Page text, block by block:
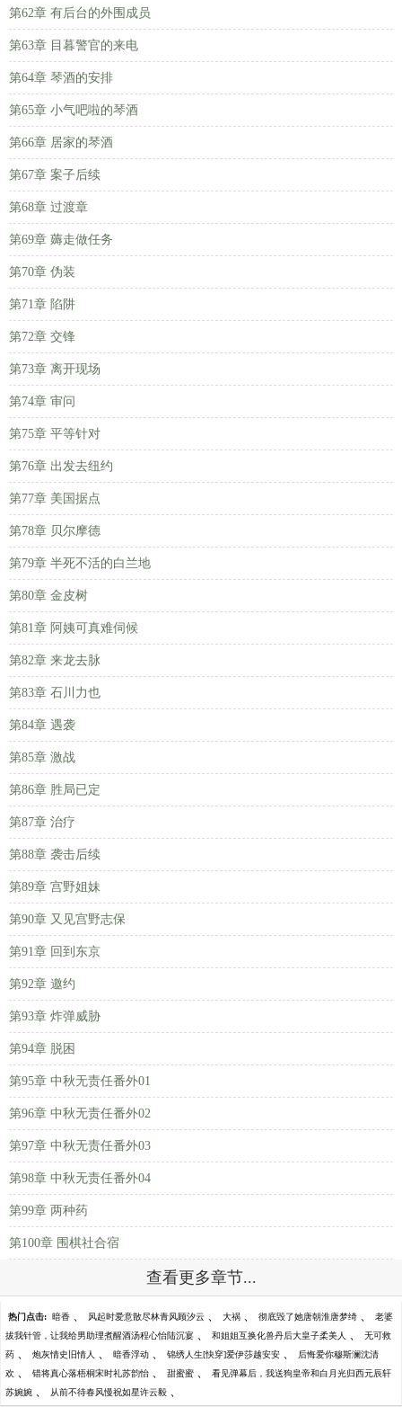
第62章 有后台的外围成员
第63章 目暮警官的来电
第64章 琴酒的安排
第65章 小气吧啦的琴酒
第66章 居家的琴酒
第67章 案子后续
第68章 过渡章
第69章 薅走做任务
第70章 伪装
第71章 陷阱
第72章 交锋
第73章 离开现场
第74章 审问
第75章 平等针对
第76章 出发去纽约
第77章 美国据点
第78章 贝尔摩德
第79章 半死不活的白兰地
第80章 金皮树
第81章 阿姨可真难伺候
第82章 来龙去脉
第83章 石川力也
第84章 遇袭
第85章 激战
第86章 胜局已定
第87章 治疗
第88章 袭击后续
第89章 宫野姐妹
第90章 又见宫野志保
第91章 回到东京
第92章 邀约
第93章 炸弹威胁
第94章 脱困
第95章 中秋无责任番外01
第96章 中秋无责任番外02
第97章 中秋无责任番外03
第98章 中秋无责任番外04
第99章 两种药
第100章 围棋社合宿
查看更多章节...
热门点击: 暗香 、 风起时爱意散尽林青风顾汐云 、 大祸 、 彻底毁了她唐朝淮唐梦绮 、 老婆
拔我针管，让我给男助理煮醒酒汤程心怡陆沉宴 、 和姐姐互换化兽丹后大皇子柔美人 、 无可救
药 、 炮灰情史旧情人 、 暗香浮动 、 锦绣人生[快穿]爱伊莎越安安 、 后悔爱你穆斯澜沈清
欢 、 错将真心落梧桐宋时礼苏韵怡 、 甜蜜蜜 、 看见弹幕后，我送狗皇帝和白月光归西元辰轩
苏婉婉 、 从前不待春风慢祝如星许云毅 、